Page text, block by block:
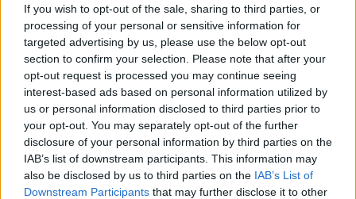
If you wish to opt-out of the sale, sharing to third parties, or
processing of your personal or sensitive information for
targeted advertising by us, please use the below opt-out
section to confirm your selection. Please note that after your
opt-out request is processed you may continue seeing
interest-based ads based on personal information utilized by
us or personal information disclosed to third parties prior to
your opt-out. You may separately opt-out of the further
disclosure of your personal information by third parties on the
IAB’s list of downstream participants. This information may
also be disclosed by us to third parties on the IAB’s List of
Downstream Participants that may further disclose it to other
Schreiben Sie einen Kommentar